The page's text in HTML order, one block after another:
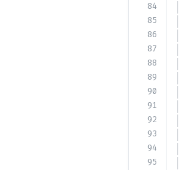
84
85
86
87
88
89
90
91
92
93
94
95